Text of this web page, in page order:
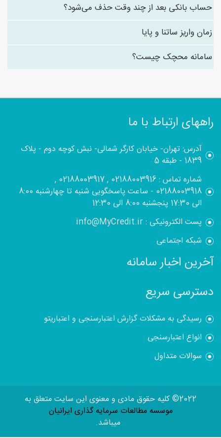
حساب بانکی بعد از چند وقت حذف می‌شود؟
زمان واریز ساتنا و پایا
سامانه محچک چیست؟
راههای ارتباط با ما
آدرس: تهران- خیابان کارگر شمالی- نبش کوچه دوم - پلاک
1839 - طبقه 5
شماره تماس : 02188003916 , 02188003917 ,
02188003918 - ساعت پاسخگویی شنبه تا چهارشنبه 8:00
الی 17:30 پنجشنبه 8:00 الی 12:30
پست الکترونیکی : info@MyCredit.ir
شبکه اجتماعی
آخرین اخبار سامانه
دسترسی سریع
رسیدگی به مشکلات گزارش اعتبارسنجی و اعتباریتو
انواع اعتبارسنجی
سوالات متداول
2022© کلیه حقوق مادی و معنوی این سایت متعلق به
موسسه مطالعات سرمایه گذاری ایرانیان
میباشد.